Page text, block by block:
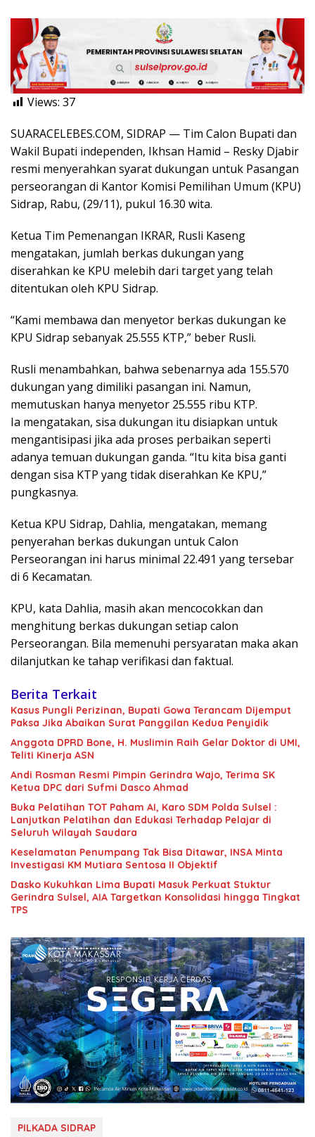
Views: 37
SUARACELEBES.COM, SIDRAP — Tim Calon Bupati dan
Wakil Bupati independen, Ikhsan Hamid – Resky Djabir
resmi menyerahkan syarat dukungan untuk Pasangan
perseorangan di Kantor Komisi Pemilihan Umum (KPU)
Sidrap, Rabu, (29/11), pukul 16.30 wita.
Ketua Tim Pemenangan IKRAR, Rusli Kaseng
mengatakan, jumlah berkas dukungan yang
diserahkan ke KPU melebih dari target yang telah
ditentukan oleh KPU Sidrap.
“Kami membawa dan menyetor berkas dukungan ke
KPU Sidrap sebanyak 25.555 KTP,” beber Rusli.
Rusli menambahkan, bahwa sebenarnya ada 155.570
dukungan yang dimiliki pasangan ini. Namun,
memutuskan hanya menyetor 25.555 ribu KTP.
Ia mengatakan, sisa dukungan itu disiapkan untuk
mengantisipasi jika ada proses perbaikan seperti
adanya temuan dukungan ganda. “Itu kita bisa ganti
dengan sisa KTP yang tidak diserahkan Ke KPU,”
pungkasnya.
Ketua KPU Sidrap, Dahlia, mengatakan, memang
penyerahan berkas dukungan untuk Calon
Perseorangan ini harus minimal 22.491 yang tersebar
di 6 Kecamatan.
KPU, kata Dahlia, masih akan mencocokkan dan
menghitung berkas dukungan setiap calon
Perseorangan. Bila memenuhi persyaratan maka akan
dilanjutkan ke tahap verifikasi dan faktual.
Berita Terkait
Kasus Pungli Perizinan, Bupati Gowa Terancam Dijemput
Paksa Jika Abaikan Surat Panggilan Kedua Penyidik
Anggota DPRD Bone, H. Muslimin Raih Gelar Doktor di UMI,
Teliti Kinerja ASN
Andi Rosman Resmi Pimpin Gerindra Wajo, Terima SK
Ketua DPC dari Sufmi Dasco Ahmad
Buka Pelatihan TOT Paham AI, Karo SDM Polda Sulsel :
Lanjutkan Pelatihan dan Edukasi Terhadap Pelajar di
Seluruh Wilayah Saudara
Keselamatan Penumpang Tak Bisa Ditawar, INSA Minta
Investigasi KM Mutiara Sentosa II Objektif
Dasko Kukuhkan Lima Bupati Masuk Perkuat Stuktur
Gerindra Sulsel, AIA Targetkan Konsolidasi hingga Tingkat
TPS
PILKADA SIDRAP